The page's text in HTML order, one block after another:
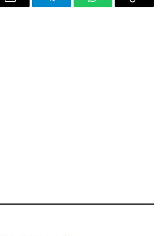
Email TelegramWhatsAppCopy